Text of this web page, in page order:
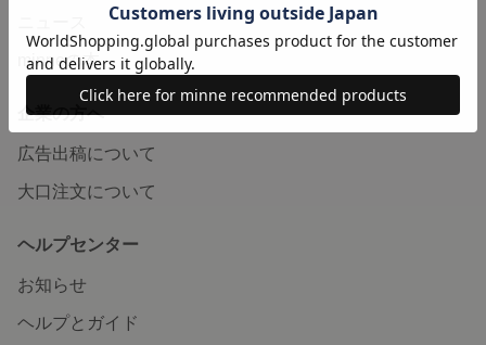
minneの本
企業の方へ
広告出稿について
大口注文について
ヘルプセンター
お知らせ
ヘルプとガイド